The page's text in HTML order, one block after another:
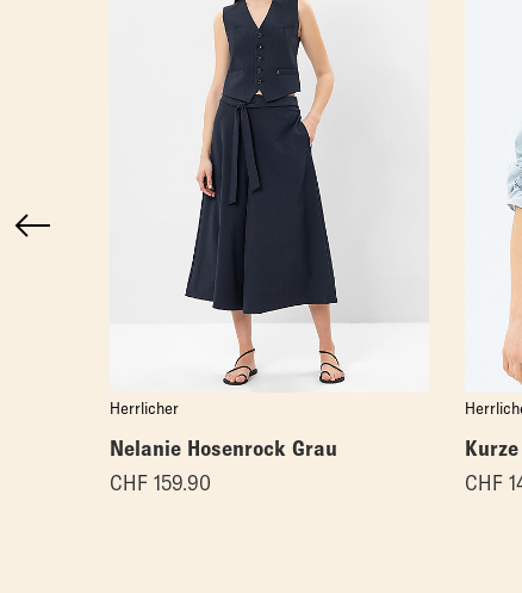
Herrlicher
Nelanie Hosenrock Grau
CHF 159.90
CHF